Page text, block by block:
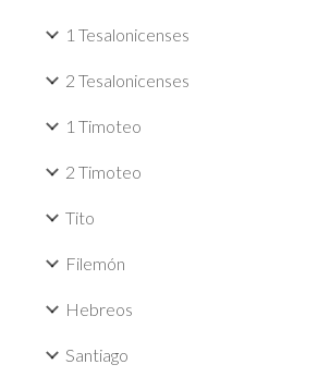
1 Tesalonicenses
2 Tesalonicenses
1 Timoteo
2 Timoteo
Tito
Filemón
Hebreos
Santiago